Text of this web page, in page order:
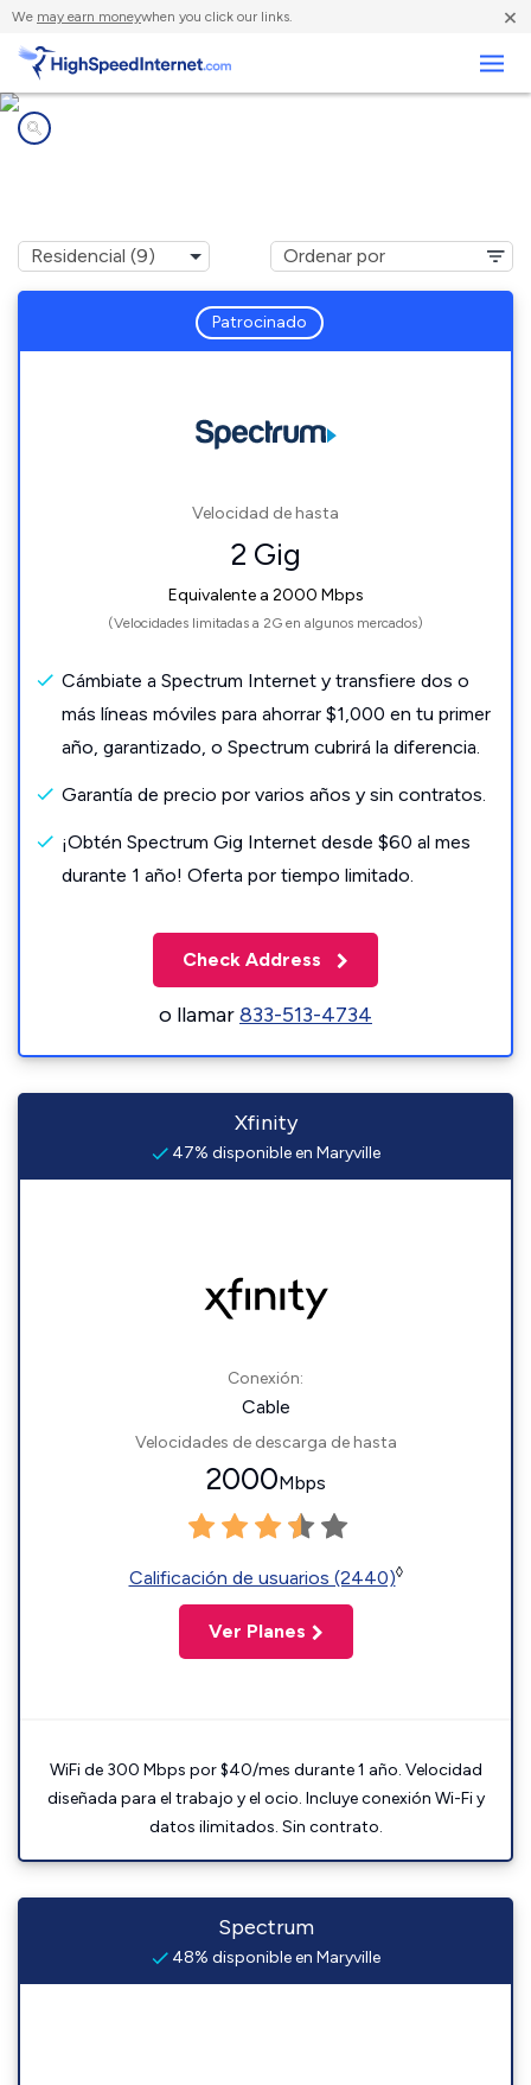
We may earn moneywhen you click our links. ×
Patrocinado
Velocidad de hasta
2 Gig
Equivalente a 2000 Mbps
(Velocidades limitadas a 2G en algunos mercados)
Cámbiate a Spectrum Internet y transfiere dos o
más líneas móviles para ahorrar $1,000 en tu primer
año, garantizado, o Spectrum cubrirá la diferencia.
Garantía de precio por varios años y sin contratos.
¡Obtén Spectrum Gig Internet desde $60 al mes
durante 1 año! Oferta por tiempo limitado.
Check Address
o llamar833-513-4734
Xfinity
47% disponible en Maryville
Conexión:
Cable
Velocidades de descarga de hasta
2000Mbps
Calificación de usuarios (2440)◊
Ver Planes
WiFi de 300 Mbps por $40/mes durante 1 año. Velocidad
diseñada para el trabajo y el ocio. Incluye conexión Wi-Fi y
datos ilimitados. Sin contrato.
Spectrum
48% disponible en Maryville